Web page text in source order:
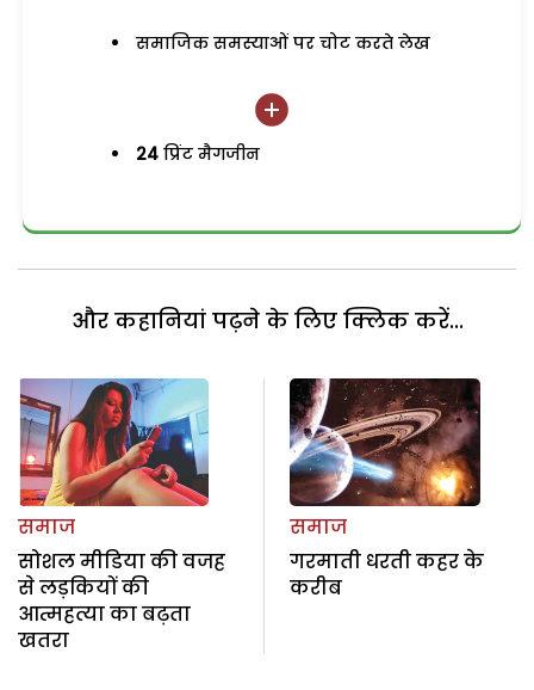
समाजिक समस्याओं पर चोट करते लेख
24 प्रिंट मैगजीन
और कहानियां पढ़ने के लिए क्लिक करें...
समाज
सोशल मीडिया की वजह
से लड़कियों की
आत्महत्या का बढ़ता
खतरा
समाज
गरमाती धरती कहर के
करीब